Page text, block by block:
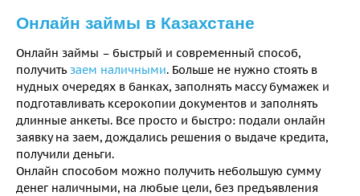
Онлайн займы в Казахстане
Онлайн займы – быстрый и современный способ,
получить заем наличными. Больше не нужно стоять в
нудных очередях в банках, заполнять массу бумажек и
подготавливать ксерокопии документов и заполнять
длинные анкеты. Все просто и быстро: подали онлайн
заявку на заем, дождались решения о выдаче кредита,
получили деньги.
Онлайн способом можно получить небольшую сумму
денег наличными, на любые цели, без предъявления